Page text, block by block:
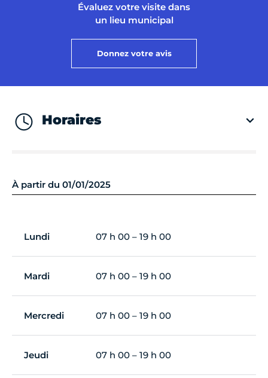
Évaluez votre visite dans
un lieu municipal
Donnez votre avis
Horaires
À partir du 01/01/2025
Lundi 07 h 00 – 19 h 00
Mardi 07 h 00 – 19 h 00
Mercredi 07 h 00 – 19 h 00
Jeudi 07 h 00 – 19 h 00